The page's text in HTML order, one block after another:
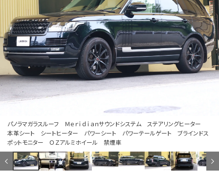
パノラマガラスルーフ Ｍｅｒｉｄｉａｎサウンドシステム ステアリングヒーター
本革シート シートヒーター パワーシート パワーテールゲート ブラインドス
ポットモニター ＯＺアルミホイール 禁煙車